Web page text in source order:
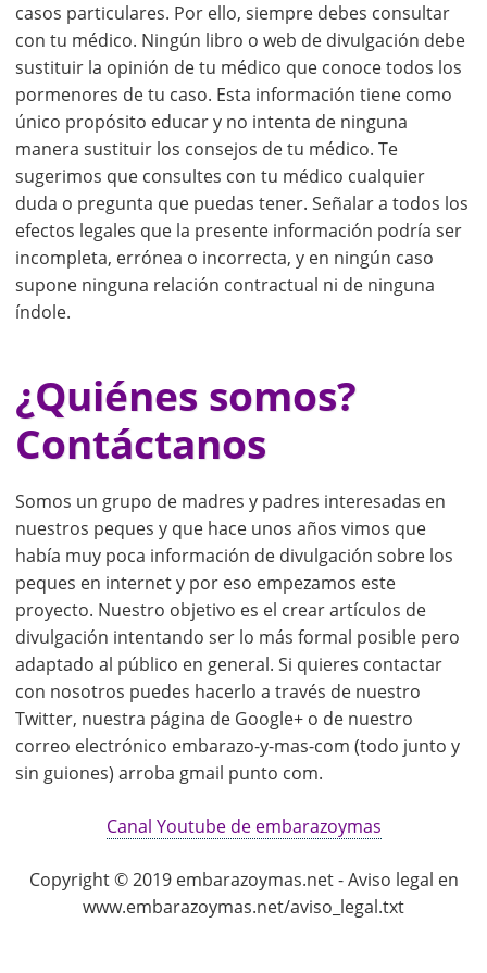
casos particulares. Por ello, siempre debes consultar
con tu médico. Ningún libro o web de divulgación debe
sustituir la opinión de tu médico que conoce todos los
pormenores de tu caso. Esta información tiene como
único propósito educar y no intenta de ninguna
manera sustituir los consejos de tu médico. Te
sugerimos que consultes con tu médico cualquier
duda o pregunta que puedas tener. Señalar a todos los
efectos legales que la presente información podría ser
incompleta, errónea o incorrecta, y en ningún caso
supone ninguna relación contractual ni de ninguna
índole.
¿Quiénes somos?
Contáctanos
Somos un grupo de madres y padres interesadas en
nuestros peques y que hace unos años vimos que
había muy poca información de divulgación sobre los
peques en internet y por eso empezamos este
proyecto. Nuestro objetivo es el crear artículos de
divulgación intentando ser lo más formal posible pero
adaptado al público en general. Si quieres contactar
con nosotros puedes hacerlo a través de nuestro
Twitter, nuestra página de Google+ o de nuestro
correo electrónico embarazo-y-mas-com (todo junto y
sin guiones) arroba gmail punto com.
Canal Youtube de embarazoymas
Copyright © 2019 embarazoymas.net - Aviso legal en
www.embarazoymas.net/aviso_legal.txt